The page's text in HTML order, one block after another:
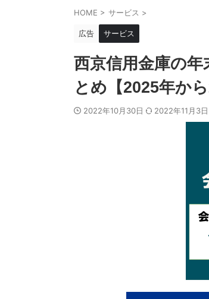
HOME > サービス >
広告 サービス
西京信用金庫の年
とめ【2025年から
2022年10月30日 2022年11月3日